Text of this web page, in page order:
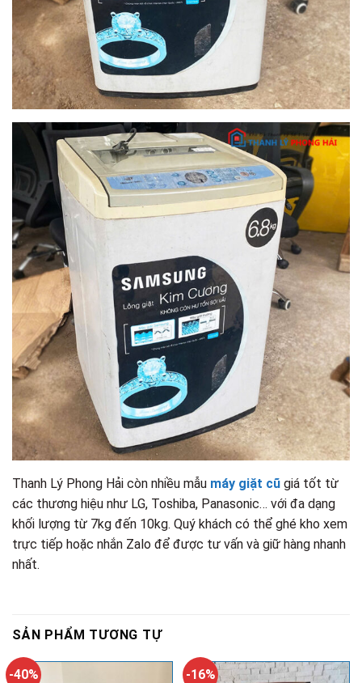
Thanh Lý Phong Hải còn nhiều mẫu máy giặt cũ giá tốt từ
các thương hiệu như LG, Toshiba, Panasonic… với đa dạng
khối lượng từ 7kg đến 10kg. Quý khách có thể ghé kho xem
trực tiếp hoặc nhắn Zalo để được tư vấn và giữ hàng nhanh
nhất.
SẢN PHẨM TƯƠNG TỰ
-40% -16%